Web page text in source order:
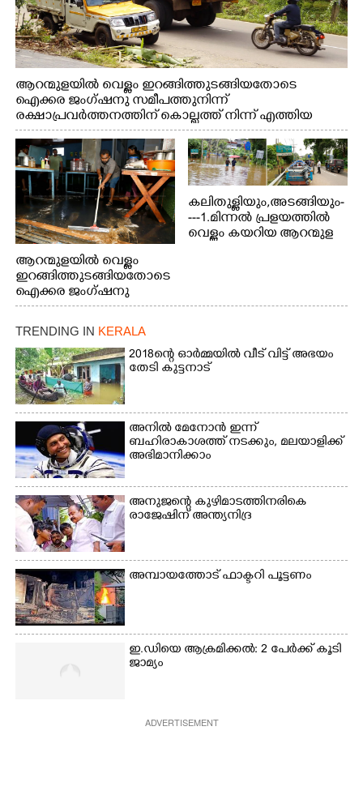
ആറന്മുളയിൽ വെള്ളം ഇറങ്ങിത്തുടങ്ങിയതോടെ
ഐക്കര ജംഗ്ഷനു സമീപത്തുനിന്ന്
രക്ഷാപ്രവർത്തനത്തിന് കൊല്ലത്ത് നിന്ന് എത്തിയ
ബോട്ടുകൾ തിരികെക്കൊണ്ടുപോകുന്നു.
ആറന്മുളയിൽ വെള്ളം
ഇറങ്ങിത്തുടങ്ങിയതോടെ
ഐക്കര ജംഗ്ഷനു
സമീപം ആറന്മുള
കിടങ്ങന്നൂർ റോഡിന്
സമീപം പ്രവർത്തിക്കു
ആറന്മുള തട്ടുകട കഴുകി
വൃത്തിയാക്കുന്നു.
കലിതുള്ളിയും,അടങ്ങിയും-
---1.മിന്നൽ പ്രളയത്തിൽ
വെള്ളം കയറിയ ആറന്മുള
ഇറങ്ങിപ്പോൾ
ത്തിന് ഓച്ചിറ അഴിക്കലിൽ
നിന്ന്എത്തിച്ച ബോട്ടും.
TRENDING IN KERALA
2018ന്റെ ഓർമ്മയിൽ വീട് വിട്ട് അഭയം
തേടി കുട്ടനാട്
അനിൽ മേനോൻ ഇന്ന്
ബഹിരാകാശത്ത് നടക്കും, മലയാളിക്ക്
അഭിമാനിക്കാം
അനുജന്റെ കുഴിമാടത്തിനരികെ
രാജേഷിന് അന്ത്യനിദ്ര
അമ്പായത്തോട് ഫാക്ടറി പൂട്ടണം
ഇ.ഡിയെ ആക്രമിക്കൽ: 2 പേർക്ക് കൂടി
ജാമ്യം
ADVERTISEMENT